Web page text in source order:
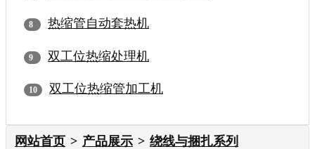
热缩管自动套热机
双工位热缩处理机
双工位热缩管加工机
网站首页 产品展示 绕线与捆扎系列